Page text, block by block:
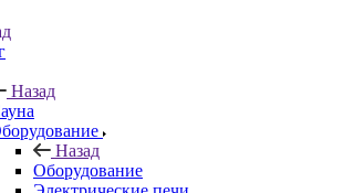
Назад
Назад
Оборудование